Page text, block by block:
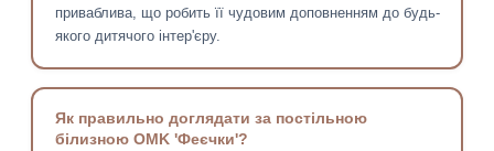
приваблива, що робить її чудовим доповненням до будь-
якого дитячого інтер'єру.
Як правильно доглядати за постільною
білизною OMK 'Феєчки'?